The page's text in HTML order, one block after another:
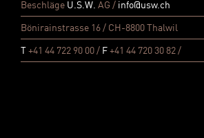
Beschläge U.S.W. AG / info@usw.ch
Bönirainstrasse 16 / CH-8800 Thalwil
+41 44 722 90 00 / F +41 44 720 30 82 /